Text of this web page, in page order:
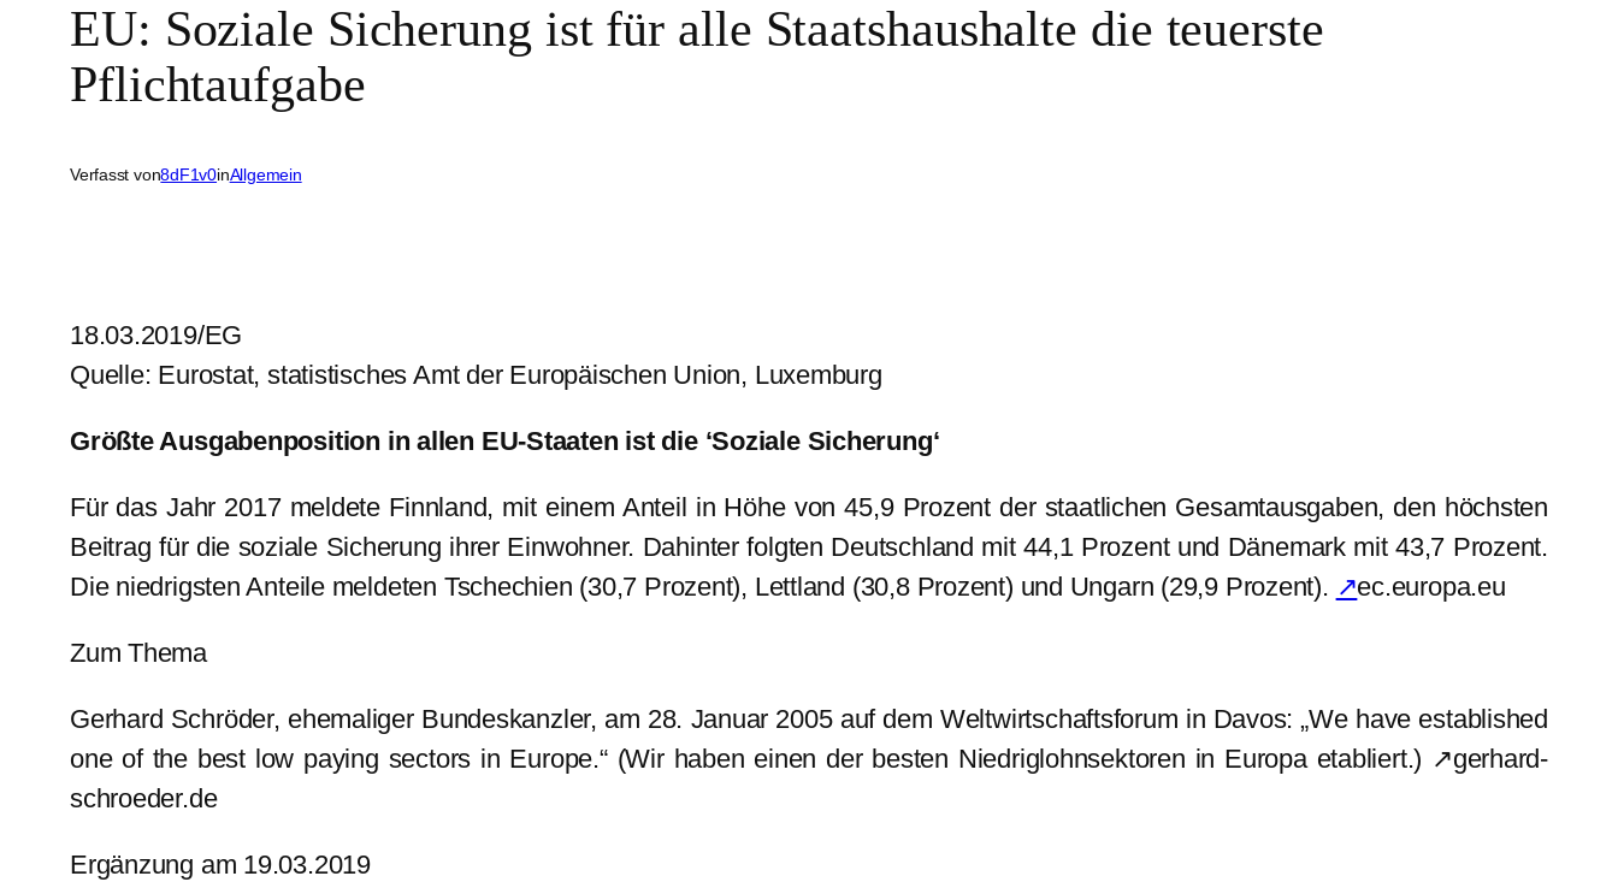
EU: Soziale Sicherung ist für alle Staatshaushalte die teuerste
Pflichtaufgabe
Verfasst von8dF1v0inAllgemein
18.03.2019/EG
Quelle: Eurostat, statistisches Amt der Europäischen Union, Luxemburg
Größte Ausgabenposition in allen EU-Staaten ist die ‘Soziale Sicherung‘
Für das Jahr 2017 meldete Finnland, mit einem Anteil in Höhe von 45,9 Prozent der staatlichen Gesamtausgaben, den höchsten
Beitrag für die soziale Sicherung ihrer Einwohner. Dahinter folgten Deutschland mit 44,1 Prozent und Dänemark mit 43,7 Prozent.
Die niedrigsten Anteile meldeten Tschechien (30,7 Prozent), Lettland (30,8 Prozent) und Ungarn (29,9 Prozent). ↗ec.europa.eu
Zum Thema
Gerhard Schröder, ehemaliger Bundeskanzler, am 28. Januar 2005 auf dem Weltwirtschaftsforum in Davos: „We have established
one of the best low paying sectors in Europe.“ (Wir haben einen der besten Niedriglohnsektoren in Europa etabliert.) ↗gerhard-
schroeder.de
Ergänzung am 19.03.2019